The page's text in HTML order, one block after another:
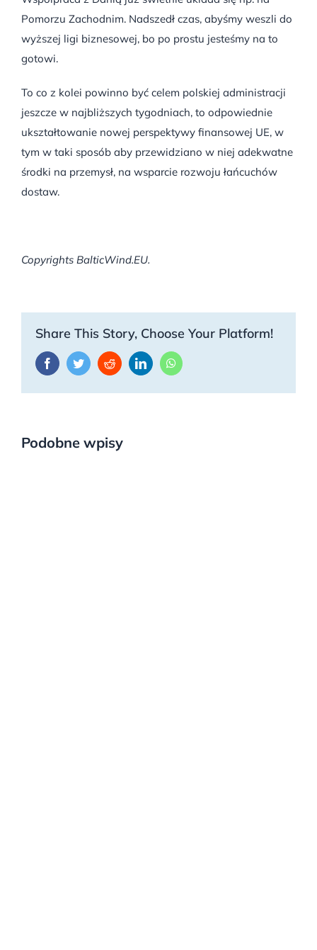
Pomorzu Zachodnim. Nadszedł czas, abyśmy weszli do
wyższej ligi biznesowej, bo po prostu jesteśmy na to
gotowi.
To co z kolei powinno być celem polskiej administracji
jeszcze w najbliższych tygodniach, to odpowiednie
ukształtowanie nowej perspektywy finansowej UE, w
tym w taki sposób aby przewidziano w niej adekwatne
środki na przemysł, na wsparcie rozwoju łańcuchów
dostaw.
Copyrights BalticWind.EU.
Share This Story, Choose Your Platform!
FacebookTwitterRedditLinkedInWhatsApp
Podobne wpisy